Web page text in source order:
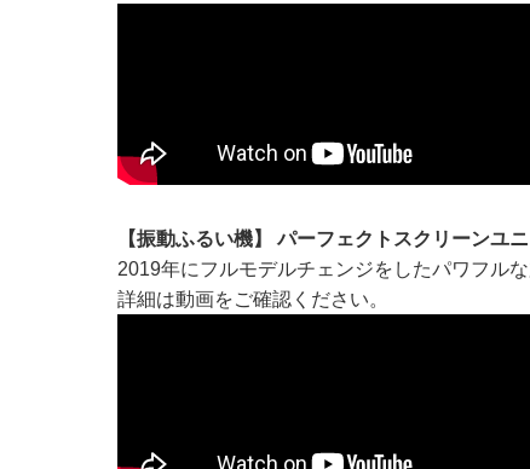
【振動ふるい機】 パーフェクトスクリーンユ
2019年にフルモデルチェンジをしたパワフル
詳細は動画をご確認ください。